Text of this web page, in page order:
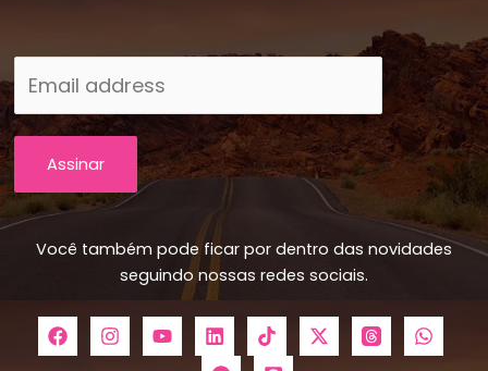
Assinar
Você também pode ficar por dentro das novidades
seguindo nossas redes sociais.